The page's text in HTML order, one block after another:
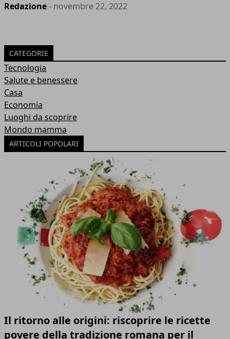
Redazione- novembre 22, 2022
CATEGORIE
Tecnologia
Salute e benessere
Casa
Economia
Luoghi da scoprire
Mondo mamma
ARTICOLI POPOLARI
Il ritorno alle origini: riscoprire le ricette
povere della tradizione romana per il